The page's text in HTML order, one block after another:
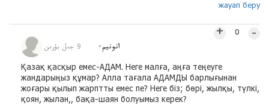
жауап беру
انونيم 9 جىل بۇرىن
+ 0 –
Қазақ қасқыр емес-АДАМ. Неге малға, аңға теңеуге
жандарыңыз құмар? Алла тағала АДАМДЫ барлығынан
жоғары қылып жарптты емес пе? Неге біз; бөрі, жылқы, түлкі,
қоян, жылан,, бақа-шаян болуымыз керек?